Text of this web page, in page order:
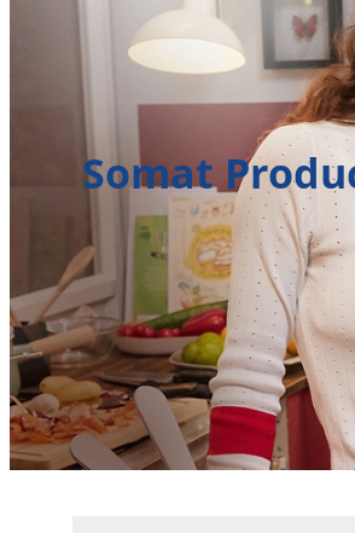
Somat